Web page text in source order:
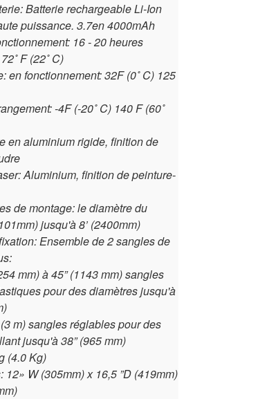
Batterie rechargeable Li-Ion
puissance. 3.7en 4000mAh
16 - 20 heures
F (22˚ C)
en fonctionnement: 32F (0˚ C) 125
-4F (-20˚ C) 140 F (60˚
en aluminium rigide, finition de
Aluminium, finition de peinture-
de montage: le diamètre du
jusqu'à 8’ (2400mm)
Ensemble de 2 sangles de
mm) à 45” (1143 mm) sangles
pour des diamètres jusqu'à
m) sangles réglables pour des
jusqu'à 38” (965 mm)
(4.0 Kg)
12» W (305mm) x 16,5 ”D (419mm)